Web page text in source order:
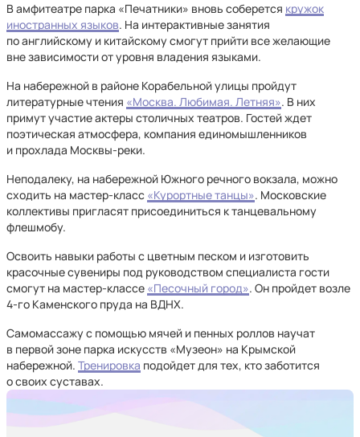
В амфитеатре парка «Печатники» вновь соберется кружок
иностранных языков. На интерактивные занятия
по английскому и китайскому смогут прийти все желающие
вне зависимости от уровня владения языками.
На набережной в районе Корабельной улицы пройдут
литературные чтения «Москва. Любимая. Летняя». В них
примут участие актеры столичных театров. Гостей ждет
поэтическая атмосфера, компания единомышленников
и прохлада Москвы-реки.
Неподалеку, на набережной Южного речного вокзала, можно
сходить на мастер-класс «Курортные танцы». Московские
коллективы пригласят присоединиться к танцевальному
флешмобу.
Освоить навыки работы с цветным песком и изготовить
красочные сувениры под руководством специалиста гости
смогут на мастер-классе «Песочный город». Он пройдет возле
4-го Каменского пруда на ВДНХ.
Самомассажу с помощью мячей и пенных роллов научат
в первой зоне парка искусств «Музеон» на Крымской
набережной. Тренировка подойдет для тех, кто заботится
о своих суставах.